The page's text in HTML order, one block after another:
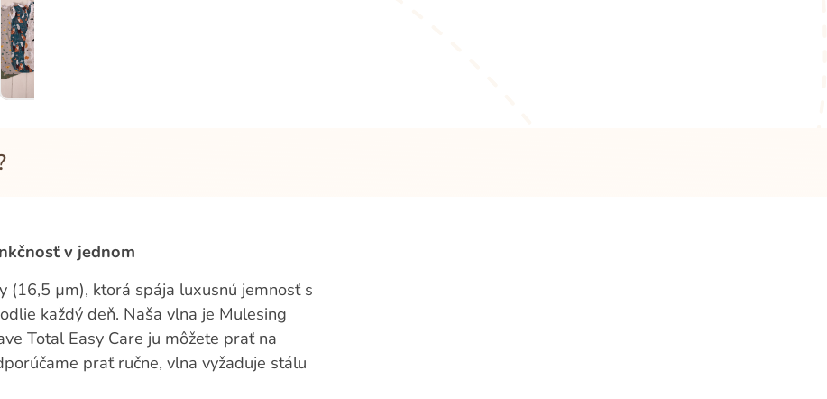
v jednom
µm), ktorá spája luxusnú jemnosť s
každý deň. Naša vlna je Mulesing
Total Easy Care ju môžete prať na
prať ručne, vlna vyžaduje stálu